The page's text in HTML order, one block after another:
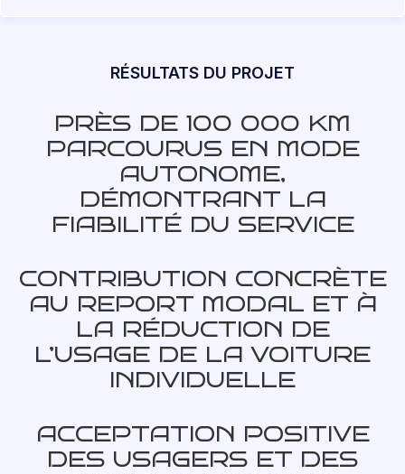
RÉSULTATS DU PROJET
PRÈS DE 100 000 KM
PARCOURUS EN MODE
AUTONOME,
DÉMONTRANT LA
FIABILITÉ DU SERVICE
CONTRIBUTION CONCRÈTE
AU REPORT MODAL ET À
LA RÉDUCTION DE
L’USAGE DE LA VOITURE
INDIVIDUELLE
ACCEPTATION POSITIVE
DES USAGERS ET DES